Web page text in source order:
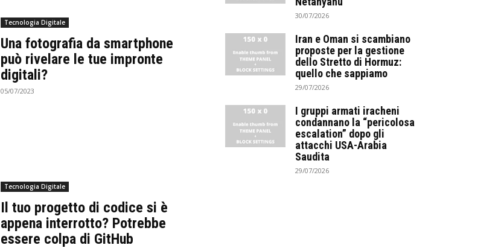
Tecnologia Digitale
Una fotografia da smartphone
può rivelare le tue impronte
digitali?
05/07/2023
Tecnologia Digitale
Il tuo progetto di codice si è
appena interrotto? Potrebbe
essere colpa di GitHub
30/07/2026
Iran e Oman si scambiano
proposte per la gestione
dello Stretto di Hormuz:
quello che sappiamo
29/07/2026
I gruppi armati iracheni
condannano la “pericolosa
escalation” dopo gli
attacchi USA-Arabia
Saudita
29/07/2026